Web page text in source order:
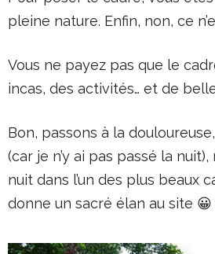
pleine nature. Enfin, non, ce
Vous ne payez pas que le
incas, des activités… et de
Bon, passons à la
(car je n’y ai pas passé la
nuit dans l’un des plus beaux
donne un sacré élan au site 😀